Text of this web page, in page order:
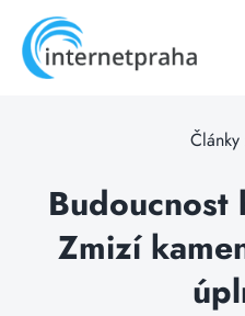
content
Zmizí